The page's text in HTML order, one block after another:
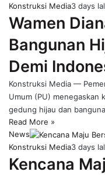
Konstruksi Media3 days
Wamen
Bangunan
Demi
Konstruksi Media —
Umum (PU) menegaskan
gedung hijau dan
Read More »
News
Konstruksi Media3 days
Kencana